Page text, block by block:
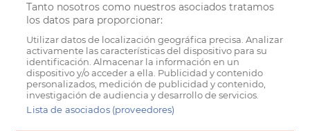
Tanto nosotros como nuestros asociados tratamos
los datos para proporcionar:
Utilizar datos de localización geográfica precisa. Analizar
activamente las características del dispositivo para su
identificación. Almacenar la información en un
dispositivo y/o acceder a ella. Publicidad y contenido
personalizados, medición de publicidad y contenido,
investigación de audiencia y desarrollo de servicios.
Lista de asociados (proveedores)